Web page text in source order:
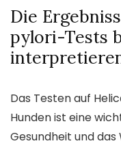
Die
pylori-Tests
Das Testen auf
Hunden ist eine
Gesundheit und